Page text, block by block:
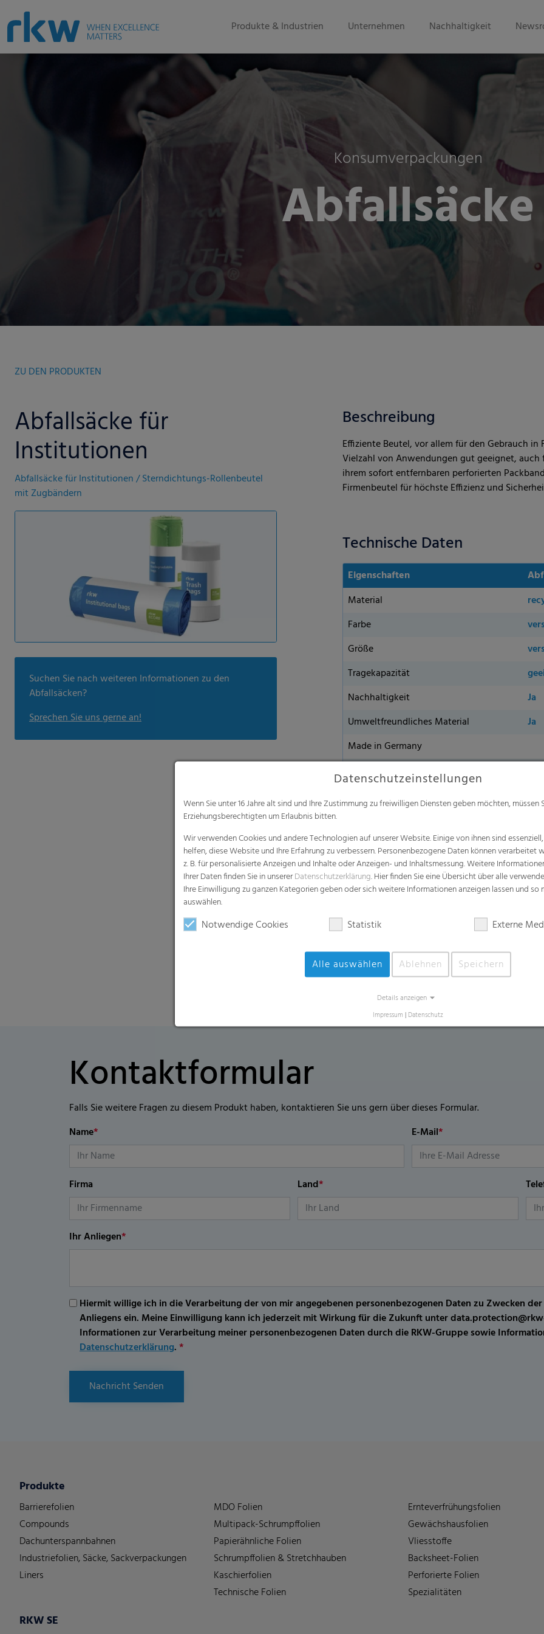
Produkte & Industrien Unternehmen Nachhaltigkeit
Konsumverpackungen
Abfallsäcke
ZU DEN PRODUKTEN
Abfallsäcke für
Institutionen
Abfallsäcke für Institutionen / Sterndichtungs-Rollenbeutel
mit Zugbändern
Suchen Sie nach weiteren Informationen zu den
Abfallsäcken?
Sprechen Sie uns gerne an!
Beschreibung
Effiziente Beutel, vor allem für den Gebrauch
Vielzahl von Anwendungen gut geeignet,
ihrem sofort entfernbaren perforierten
Firmenbeutel für höchste Effizienz und
Technische Daten
Eigenschaften
Material
Farbe
Größe
Tragekapazität
Nachhaltigkeit
Ja
Umweltfreundliches Material
Ja
Made in Germany
Erhältlich
Vorteile
Leicht zu öffnen für eine effiziente und
Leicht zu handhaben für schwere,
Bietet eine exzellente
Äußerst hohe Durchstoßfestigkeit und
Kontaktformular
Falls Sie weitere Fragen zu diesem Produkt haben, kontaktieren Sie uns gern über dieses Formular.
Name* E-Mail*
Firma Land*
Ihr Anliegen*
Hiermit willige ich in die Verarbeitung der von mir angegebenen personenbezogenen Daten zu Zwecken
Anliegens ein. Meine Einwilligung kann ich jederzeit mit Wirkung für die Zukunft unter
Informationen zur Verarbeitung meiner personenbezogenen Daten durch die RKW-Gruppe sowie
Datenschutzerklärung.*
Nachricht Senden
Datenschutzeinstellungen
Wenn Sie unter 16 Jahre alt sind und Ihre Zustimmung zu freiwilligen Diensten geben möchten, müssen
Erziehungsberechtigten um Erlaubnis bitten.
Wir verwenden Cookies und andere Technologien auf unserer Website. Einige von ihnen sind
helfen, diese Website und Ihre Erfahrung zu verbessern. Personenbezogene Daten können verarbeitet
z. B. für personalisierte Anzeigen und Inhalte oder Anzeigen- und Inhaltsmessung. Weitere
Ihrer Daten finden Sie in unsererDatenschutzerklärung. Hier finden Sie eine Übersicht über alle
Ihre Einwilligung zu ganzen Kategorien geben oder sich weitere Informationen anzeigen lassen und so
auswählen.
Notwendige Cookies Statistik Externe
Alle auswählen Ablehnen Speichern
Details anzeigen
Impressum | Datenschutz
Produkte
Barrierefolien
Compounds
Dachunterspannbahnen
Industriefolien, Säcke, Sackverpackungen
Liners
MDO Folien
Multipack-Schrumpffolien
Papierähnliche Folien
Schrumpffolien & Stretchhauben
Kaschierfolien
Technische Folien
Ernteverfrühungsfolien
Gewächshausfolien
Vliesstoffe
Backsheet-Folien
Perforierte Folien
Spezialitäten
RKW SE